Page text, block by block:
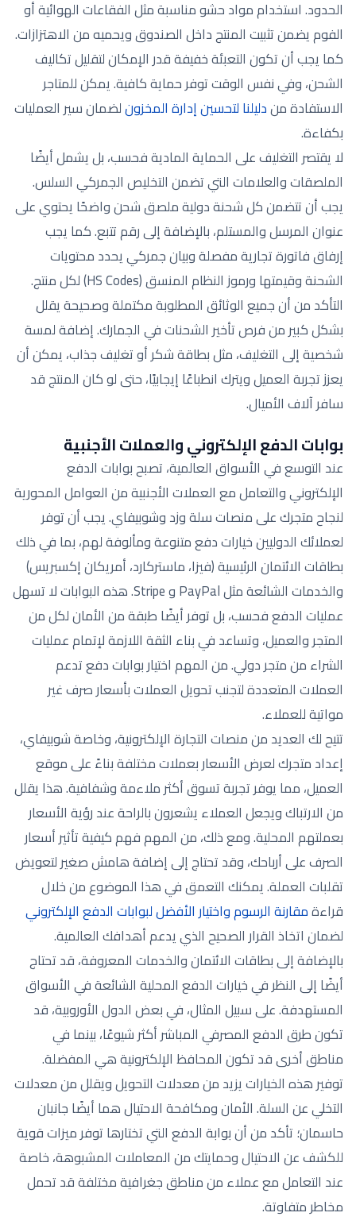
الحدود. استخدام مواد حشو مناسبة مثل الفقاعات الهوائية أو
الفوم يضمن تثبيت المنتج داخل الصندوق ويحميه من الاهتزازات.
كما يجب أن تكون التعبئة خفيفة قدر الإمكان لتقليل تكاليف
الشحن، وفي نفس الوقت توفر حماية كافية. يمكن للمتاجر
الاستفادة مندليلنا لتحسين إدارة المخزونلضمان سير العمليات
بكفاءة.
لا يقتصر التغليف على الحماية المادية فحسب، بل يشمل أيضًا
الملصقات والعلامات التي تضمن التخليص الجمركي السلس.
يجب أن تتضمن كل شحنة دولية ملصق شحن واضحًا يحتوي على
عنوان المرسل والمستلم، بالإضافة إلى رقم تتبع. كما يجب
إرفاق فاتورة تجارية مفصلة وبيان جمركي يحدد محتويات
الشحنة وقيمتها ورموز النظام المنسق (HS Codes) لكل منتج.
التأكد من أن جميع الوثائق المطلوبة مكتملة وصحيحة يقلل
بشكل كبير من فرص تأخير الشحنات في الجمارك. إضافة لمسة
شخصية إلى التغليف، مثل بطاقة شكر أو تغليف جذاب، يمكن أن
يعزز تجربة العميل ويترك انطباعًا إيجابيًا، حتى لو كان المنتج قد
سافر آلاف الأميال.
بوابات الدفع الإلكتروني والعملات الأجنبية
عند التوسع في الأسواق العالمية، تصبح بوابات الدفع
الإلكتروني والتعامل مع العملات الأجنبية من العوامل المحورية
لنجاح متجرك على منصات سلة وزد وشوبيفاي. يجب أن توفر
لعملائك الدوليين خيارات دفع متنوعة ومألوفة لهم، بما في ذلك
بطاقات الائتمان الرئيسية (فيزا، ماستركارد، أمريكان إكسبريس)
والخدمات الشائعة مثل PayPal و Stripe. هذه البوابات لا تسهل
عمليات الدفع فحسب، بل توفر أيضًا طبقة من الأمان لكل من
المتجر والعميل، وتساعد في بناء الثقة اللازمة لإتمام عمليات
الشراء من متجر دولي. من المهم اختيار بوابات دفع تدعم
العملات المتعددة لتجنب تحويل العملات بأسعار صرف غير
مواتية للعملاء.
تتيح لك العديد من منصات التجارة الإلكترونية، وخاصة شوبيفاي،
إعداد متجرك لعرض الأسعار بعملات مختلفة بناءً على موقع
العميل، مما يوفر تجربة تسوق أكثر ملاءمة وشفافية. هذا يقلل
من الارتباك ويجعل العملاء يشعرون بالراحة عند رؤية الأسعار
بعملتهم المحلية. ومع ذلك، من المهم فهم كيفية تأثير أسعار
الصرف على أرباحك، وقد تحتاج إلى إضافة هامش صغير لتعويض
تقلبات العملة. يمكنك التعمق في هذا الموضوع من خلال
قراءةمقارنة الرسوم واختيار الأفضل لبوابات الدفع الإلكتروني
لضمان اتخاذ القرار الصحيح الذي يدعم أهدافك العالمية.
بالإضافة إلى بطاقات الائتمان والخدمات المعروفة، قد تحتاج
أيضًا إلى النظر في خيارات الدفع المحلية الشائعة في الأسواق
المستهدفة. على سبيل المثال، في بعض الدول الأوروبية، قد
تكون طرق الدفع المصرفي المباشر أكثر شيوعًا، بينما في
مناطق أخرى قد تكون المحافظ الإلكترونية هي المفضلة.
توفير هذه الخيارات يزيد من معدلات التحويل ويقلل من معدلات
التخلي عن السلة. الأمان ومكافحة الاحتيال هما أيضًا جانبان
حاسمان؛ تأكد من أن بوابة الدفع التي تختارها توفر ميزات قوية
للكشف عن الاحتيال وحمايتك من المعاملات المشبوهة، خاصة
عند التعامل مع عملاء من مناطق جغرافية مختلفة قد تحمل
مخاطر متفاوتة.